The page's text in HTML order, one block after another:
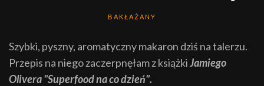
BAKŁAŻANY
Szybki, pyszny, aromatyczny makaron dziś na talerzu.
Przepis na niego zaczerpnęłam z książkiJamiego
Olivera "Superfood na co dzień".